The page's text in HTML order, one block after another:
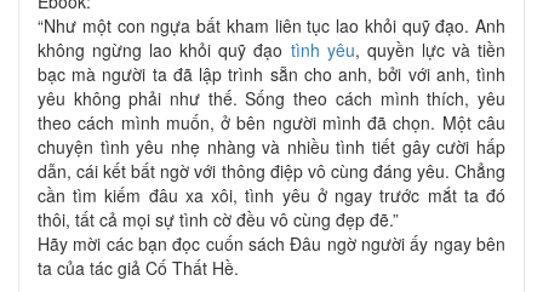
“Như một con ngựa bất kham liên tục lao khỏi quỹ đạo. Anh
không ngừng lao khỏi quỹ đạo tình yêu, quyền lực và tiền
bạc mà người ta đã lập trình sẵn cho anh, bởi với anh, tình
yêu không phải như thế. Sống theo cách mình thích, yêu
theo cách mình muốn, ở bên người mình đã chọn. Một câu
chuyện tình yêu nhẹ nhàng và nhiều tình tiết gây cười hấp
dẫn, cái kết bất ngờ với thông điệp vô cùng đáng yêu. Chẳng
cần tìm kiếm đâu xa xôi, tình yêu ở ngay trước mắt ta đó
thôi, tất cả mọi sự tình cờ đều vô cùng đẹp đẽ.”
Hãy mời các bạn đọc cuốn sách Đâu ngờ người ấy ngay bên
ta của tác giả Cố Thất Hề.